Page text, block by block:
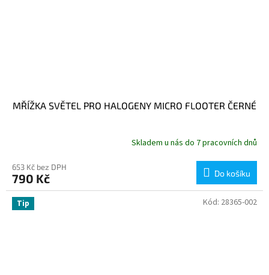
MŘÍŽKA SVĚTEL PRO HALOGENY MICRO FLOOTER ČERNÉ
Skladem u nás do 7 pracovních dnů
653 Kč bez DPH
790 Kč Do košíku
Tip Kód: 28365-002